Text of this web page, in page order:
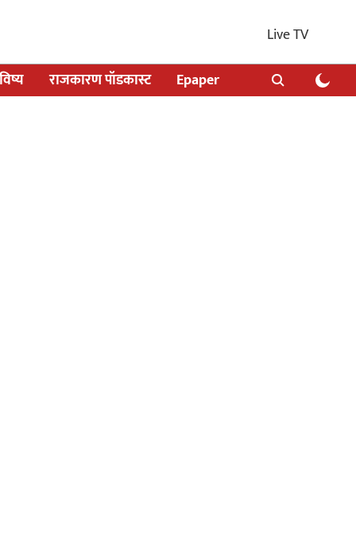
Live TV
राजकारण पॉडकास्ट Epaper